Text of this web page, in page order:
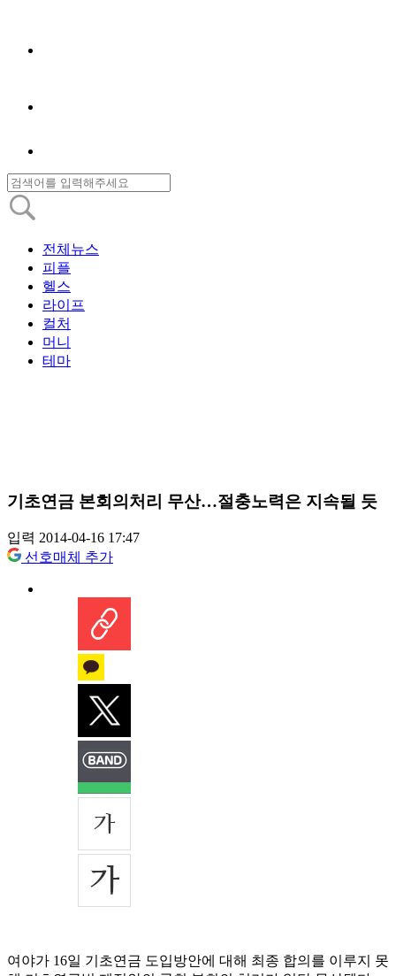
전체뉴스
피플
헬스
라이프
컬처
머니
테마
기초연금 본회의처리 무산…절충노력은 지속될 듯
입력 2014-04-16 17:47
선호매체 추가
여야가 16일 기초연금 도입방안에 대해 최종 합의를 이루지 못